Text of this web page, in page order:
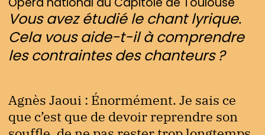
Vous avez étudié le chant lyrique.
Cela vous aide-t-il à comprendre
les contraintes des chanteurs ?
Agnès Jaoui : Énormément. Je sais ce
que c’est que de devoir reprendre son